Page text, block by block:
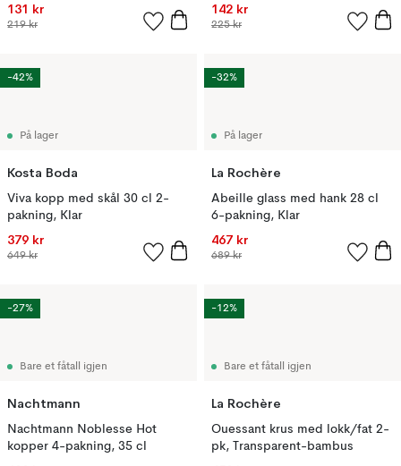
131 kr
219 kr
142 kr
225 kr
På lager
Kosta Boda
Viva kopp med skål 30 cl 2-
pakning, Klar
379 kr
649 kr
-42%
På lager
La Rochère
Abeille glass med hank 28 cl
6-pakning, Klar
467 kr
689 kr
-32%
Bare et fåtall igjen
Nachtmann
Nachtmann Noblesse Hot
kopper 4-pakning, 35 cl
-27%
Bare et fåtall igjen
La Rochère
Ouessant krus med lokk/fat 2-
pk, Transparent-bambus
-12%